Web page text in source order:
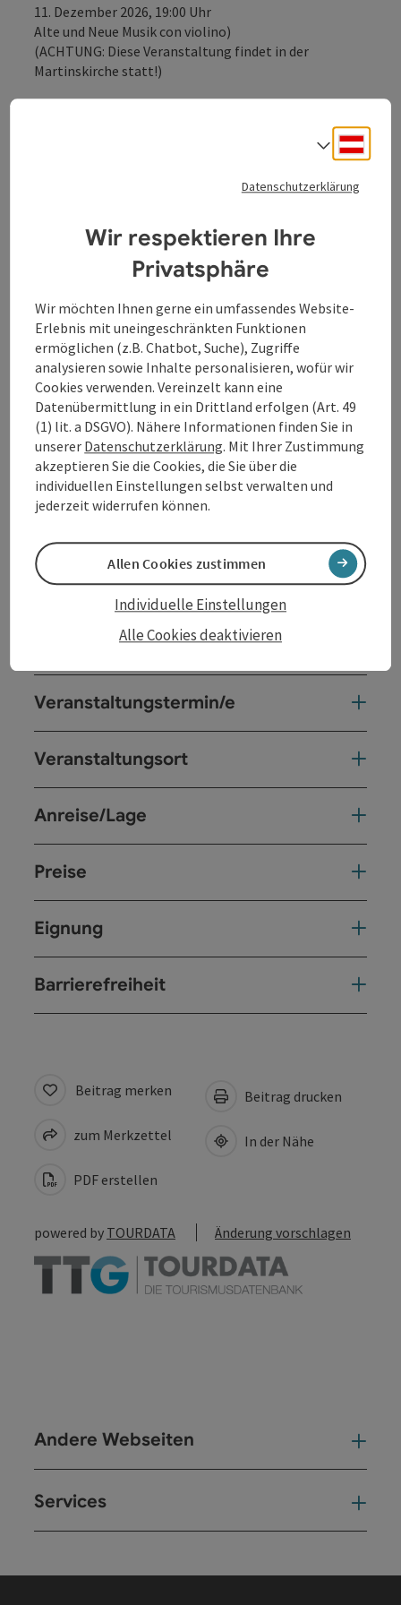
11. Dezember 2026, 19:00 Uhr
Alte und Neue Musik con violino)
(ACHTUNG: Diese Veranstaltung findet in der
Martinskirche statt!)
Motten und Kantaten von Johann Sebastian Bach
(ACHTUNG: Diese Veranstaltung findet in der Martin-
Hugo Wolf: Lieder nach Texten von Johann Wolfgang
von Goethe
La Regata Veneziana
Belcanto a due
Veranstaltungstermin/e
Veranstaltungsort
Anreise/Lage
Preise
Eignung
Barrierefreiheit
Beitrag merken
zum Merkzettel
PDF erstellen
Beitrag drucken
In der Nähe
powered by TOURDATA Änderung vorschlagen
Andere Webseiten
Services
Datenschutzerklärung
Wir respektieren Ihre
Privatsphäre
Wir möchten Ihnen gerne ein umfassendes Website-
Erlebnis mit uneingeschränkten Funktionen
ermöglichen (z.B. Chatbot, Suche), Zugriffe
analysieren sowie Inhalte personalisieren, wofür wir
Cookies verwenden. Vereinzelt kann eine
Datenübermittlung in ein Drittland erfolgen (Art. 49
(1) lit. a DSGVO). Nähere Informationen finden Sie in
unserer Datenschutzerklärung. Mit Ihrer Zustimmung
akzeptieren Sie die Cookies, die Sie über die
individuellen Einstellungen selbst verwalten und
jederzeit widerrufen können.
Alle Cookies deaktivieren
Individuelle Einstellungen
Allen Cookies zustimmen